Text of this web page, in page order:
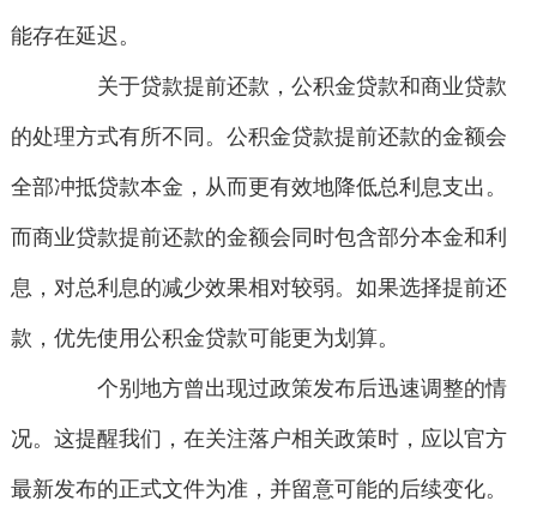
能存在延迟。
关于贷款提前还款，公积金贷款和商业贷款
的处理方式有所不同。公积金贷款提前还款的金额会
全部冲抵贷款本金，从而更有效地降低总利息支出。
而商业贷款提前还款的金额会同时包含部分本金和利
息，对总利息的减少效果相对较弱。如果选择提前还
款，优先使用公积金贷款可能更为划算。
个别地方曾出现过政策发布后迅速调整的情
况。这提醒我们，在关注落户相关政策时，应以官方
最新发布的正式文件为准，并留意可能的后续变化。